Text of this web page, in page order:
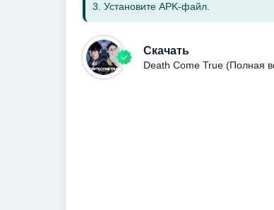
3. Установите APK-файл.
Скачать
Death Come True (Полная